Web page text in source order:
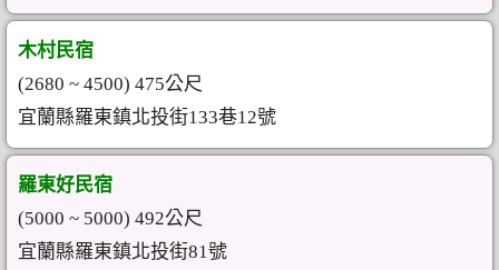
木村民宿
(2680 ~ 4500) 475公尺
宜蘭縣羅東鎮北投街133巷12號
羅東好民宿
(5000 ~ 5000) 492公尺
宜蘭縣羅東鎮北投街81號